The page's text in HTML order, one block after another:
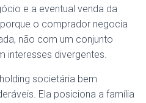
e a eventual venda da
o comprador negocia
não com um conjunto
interesses divergentes.
societária bem
Ela posiciona a família